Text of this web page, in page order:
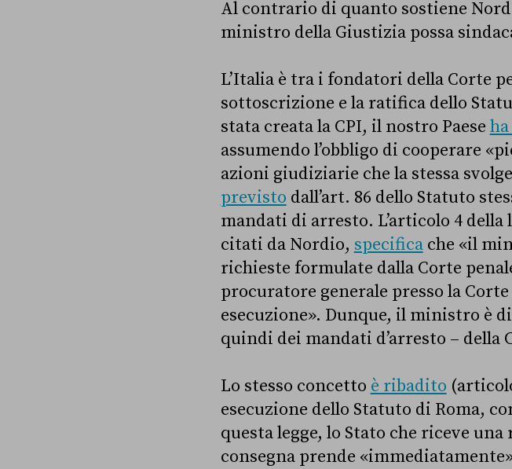
Al contrario di quanto sostiene
ministro della Giustizia possa
L’Italia è tra i fondatori della Corte
sottoscrizione e la ratifica dello
stata creata la CPI, il nostro Paese
assumendo l’obbligo di cooperare
azioni giudiziarie che la stessa
previsto dall’art. 86 dello Statuto
mandati di arresto. L’articolo 4
citati da Nordio, specificache «il
richieste formulate dalla Corte
procuratore generale presso la
esecuzione». Dunque, il ministro è
quindi dei mandati d’arresto – della
Lo stesso concetto è ribadito
esecuzione dello Statuto di Roma,
questa legge, lo Stato che riceve
consegna prende